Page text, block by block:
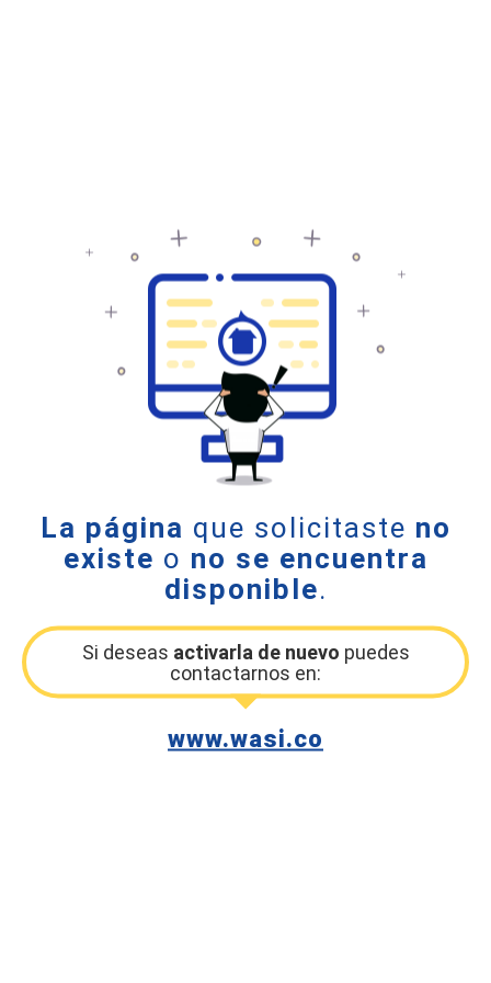
La página que solicitaste no
existe o no se encuentra
disponible.
Si deseas activarla de nuevo puedes
contactarnos en:
www.wasi.co